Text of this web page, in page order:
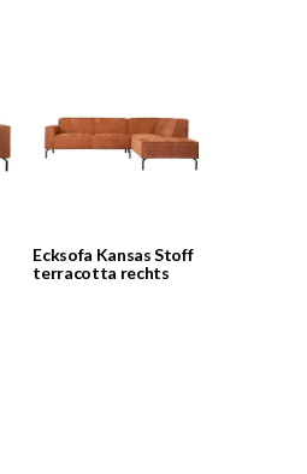
Ecksofa Kansas Stoff
terracotta rechts